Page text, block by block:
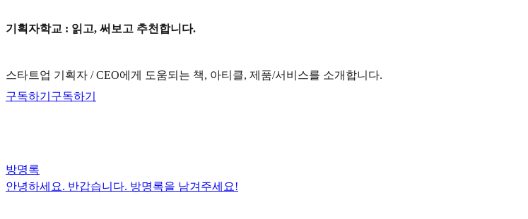
기획자학교 : 읽고, 써보고 추천합니다.
스타트업 기획자 / CEO에게 도움되는 책, 아티클, 제품/서비스를 소개합니다.
구독하기 구독하기
방명록
안녕하세요. 반갑습니다. 방명록을 남겨주세요!